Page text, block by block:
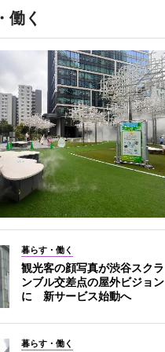
働く
暮らす・働く
観光客の顔写真が渋谷スクラ
ンブル交差点の屋外ビジョン
に 新サービス始動へ
暮らす・働く